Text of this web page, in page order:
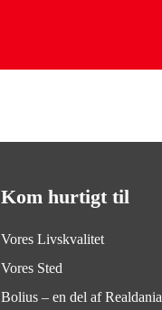
Kom hurtigt til
Vores Livskvalitet
Vores Sted
Bolius – en del af Realdania